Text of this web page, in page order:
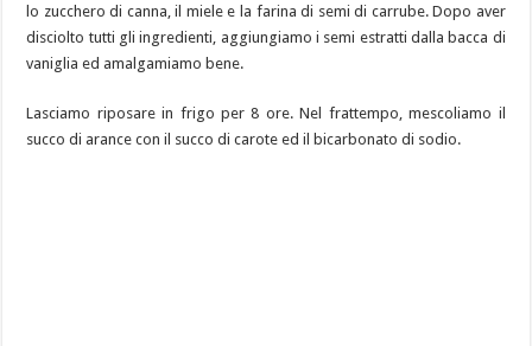
lo zucchero di canna, il miele e la farina di semi di carrube. Dopo aver
disciolto tutti gli ingredienti, aggiungiamo i semi estratti dalla bacca di
vaniglia ed amalgamiamo bene.
Lasciamo riposare in frigo per 8 ore. Nel frattempo, mescoliamo il
succo di arance con il succo di carote ed il bicarbonato di sodio.